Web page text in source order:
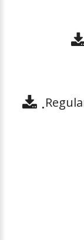
.